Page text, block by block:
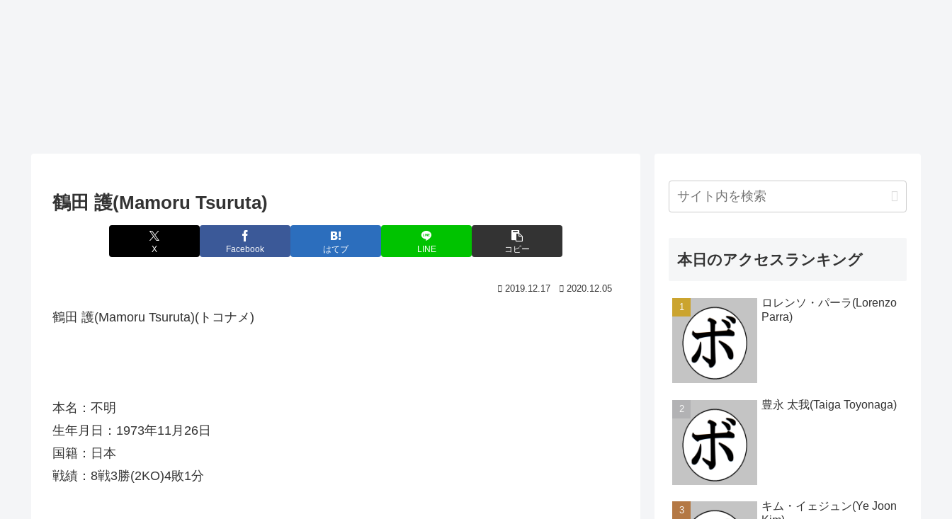
鶴田 護(Mamoru Tsuruta)
X Facebook はてブ LINE コピー
2019.12.17 2020.12.05
鶴田 護(Mamoru Tsuruta)(トコナメ)
本名：不明
生年月日：1973年11月26日
国籍：日本
戦績：8戦3勝(2KO)4敗1分
本日のアクセスランキング
ロレンソ・パーラ(Lorenzo
Parra)
豊永 太我(Taiga Toyonaga)
キム・イェジュン(Ye Joon